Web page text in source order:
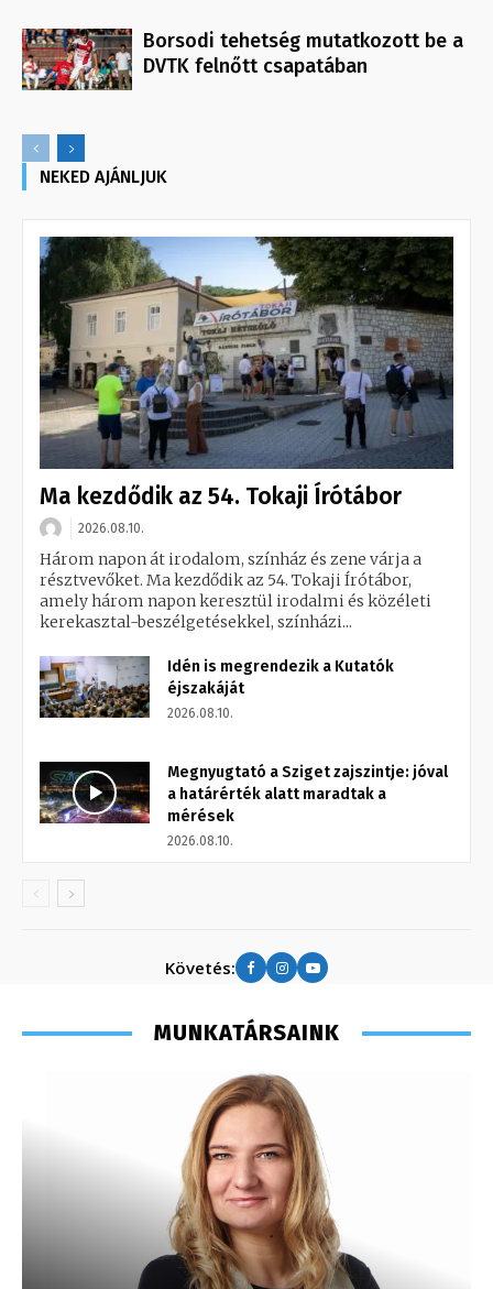
Borsodi tehetség mutatkozott be a
DVTK felnőtt csapatában
NEKED AJÁNLJUK
Ma kezdődik az 54. Tokaji Írótábor
2026.08.10.
Három napon át irodalom, színház és zene várja a
résztvevőket. Ma kezdődik az 54. Tokaji Írótábor,
amely három napon keresztül irodalmi és közéleti
kerekasztal-beszélgetésekkel, színházi...
Idén is megrendezik a Kutatók
éjszakáját
2026.08.10.
Megnyugtató a Sziget zajszintje: jóval
a határérték alatt maradtak a
mérések
2026.08.10.
Követés:
MUNKATÁRSAINK